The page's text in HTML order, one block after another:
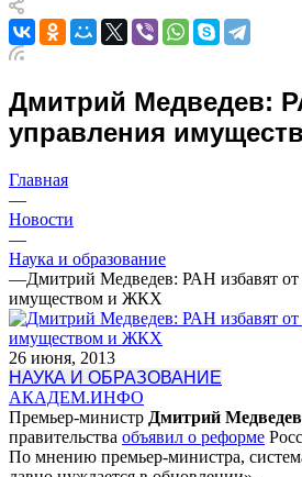
Дмитрий Медведев:
управления
Главная
—
Новости
—
Наука и образование
—Дмитрий Медведев: РАН избавят от
имуществом и ЖКХ
26 июня, 2013
НАУКА И ОБРАЗОВАНИЕ
АКАДЕМ.ИНФО
Премьер-министр Дмитрий Медведев
правительства объявил о реформе
По мнению премьер-министра,